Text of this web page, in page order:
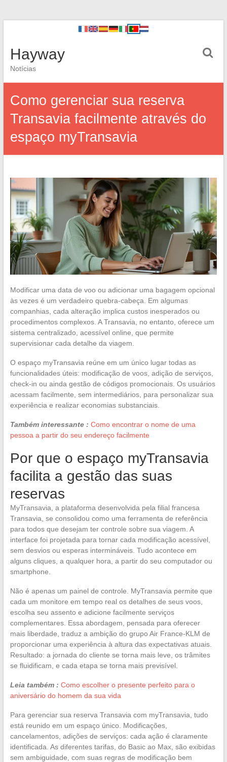
Hayway
Notícias
Como gerenciar sua reserva
Transavia facilmente através do
espaço myTransavia
Modificar uma data de voo ou adicionar uma bagagem opcional
às vezes é um verdadeiro quebra-cabeça. Em algumas
companhias, cada alteração implica custos inesperados ou
procedimentos complexos. A Transavia, no entanto, oferece um
sistema centralizado, acessível online, que permite
supervisionar cada detalhe da viagem.
O espaço myTransavia reúne em um único lugar todas as
funcionalidades úteis: modificação de voos, adição de serviços,
check-in ou ainda gestão de códigos promocionais. Os usuários
acessam facilmente, sem intermediários, para personalizar sua
experiência e realizar economias substanciais.
Também interessante : Como encontrar o nome de uma
pessoa a partir do seu endereço facilmente
Por que o espaço myTransavia
facilita a gestão das suas
reservas
MyTransavia, a plataforma desenvolvida pela filial francesa
Transavia, se consolidou como uma ferramenta de referência
para todos que desejam ter controle sobre sua viagem. A
interface foi projetada para tornar cada modificação acessível,
sem desvios ou esperas intermináveis. Tudo acontece em
alguns cliques, a qualquer hora, a partir do seu computador ou
smartphone.
Não é apenas um painel de controle. MyTransavia permite que
cada um monitore em tempo real os detalhes de seus voos,
escolha seu assento e adicione facilmente serviços
complementares. Essa abordagem, pensada para oferecer
mais liberdade, traduz a ambição do grupo Air France-KLM de
proporcionar uma experiência à altura das expectativas atuais.
Resultado: a jornada do cliente se torna mais leve, os trâmites
se fluidificam, e cada etapa se torna mais previsível.
Leia também : Como escolher o presente perfeito para o
aniversário do homem da sua vida
Para gerenciar sua reserva Transavia com myTransavia, tudo
está reunido em um espaço único. Modificações,
cancelamentos, adições de serviços: cada ação é claramente
identificada. As diferentes tarifas, do Basic ao Max, são exibidas
sem ambiguidade, com suas regras de modificação bem